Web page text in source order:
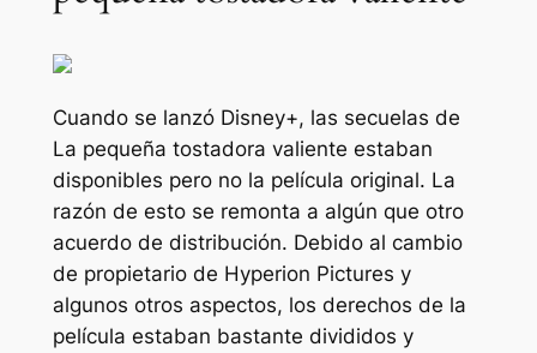
Cuando se lanzó Disney+, las secuelas de
La pequeña tostadora valiente estaban
disponibles pero no la película original. La
razón de esto se remonta a algún que otro
acuerdo de distribución. Debido al cambio
de propietario de Hyperion Pictures y
algunos otros aspectos, los derechos de la
película estaban bastante divididos y